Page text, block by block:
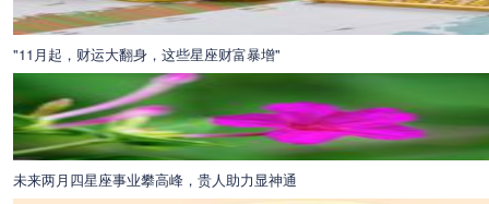
"11月起，财运大翻身，这些星座财富暴增"
未来两月四星座事业攀高峰，贵人助力显神通